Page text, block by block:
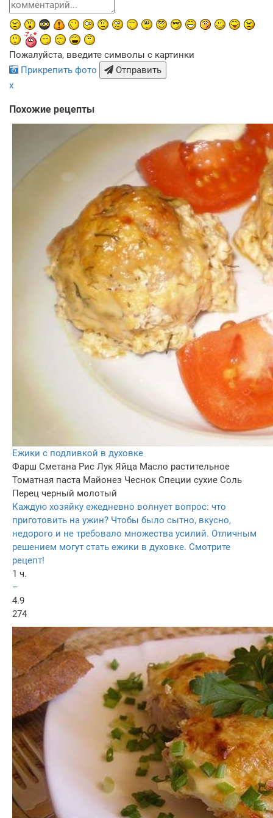
Пожалуйста, введите символы с картинки
Прикрепить фото
Отправить
x
Похожие рецепты
Ежики с подливкой в духовке
Фарш Сметана Рис Лук Яйца Масло растительное
Томатная паста Майонез Чеснок Специи сухие Соль
Перец черный молотый
Каждую хозяйку ежедневно волнует вопрос: что
приготовить на ужин? Чтобы было сытно, вкусно,
недорого и не требовало множества усилий. Отличным
решением могут стать ежики в духовке. Смотрите
рецепт!
1 ч.
–
4.9
274